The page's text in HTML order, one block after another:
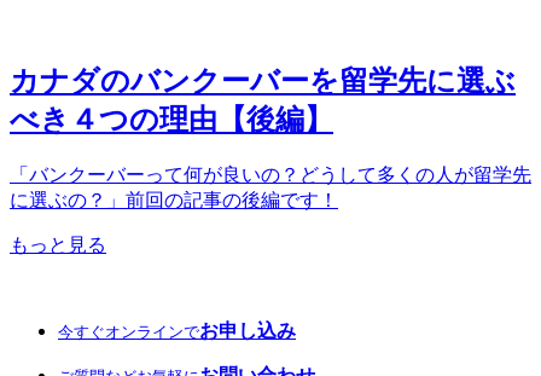
カナダのバンクーバーを留学先に選ぶ
べき４つの理由【後編】
「バンクーバーって何が良いの？どうして多くの人が留学先
に選ぶの？」前回の記事の後編です！
もっと見る
今すぐオンラインでお申し込み